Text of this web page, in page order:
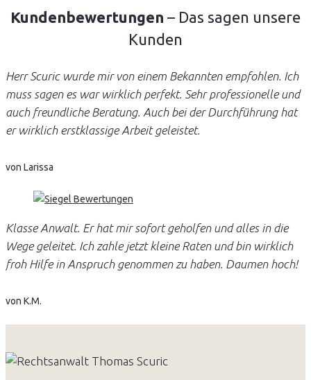
Kundenbewertungen – Das sagen unsere
Kunden
Herr Scuric wurde mir von einem Bekannten empfohlen. Ich
muss sagen es war wirklich perfekt. Sehr professionelle und
auch freundliche Beratung. Auch bei der Durchführung hat
er wirklich erstklassige Arbeit geleistet.
von Larissa
Klasse Anwalt. Er hat mir sofort geholfen und alles in die
Wege geleitet. Ich zahle jetzt kleine Raten und bin wirklich
froh Hilfe in Anspruch genommen zu haben. Daumen hoch!
von K.M.